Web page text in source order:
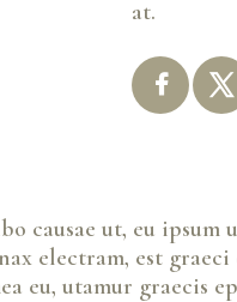
at.
causae ut, eu
electram, est
eu, utamur graecis